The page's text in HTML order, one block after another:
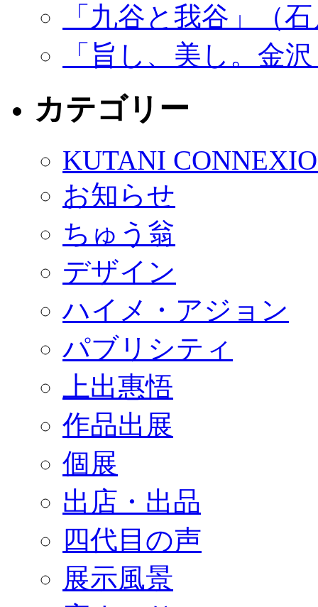
「九谷と我谷」（
「旨し、美し。金
カテゴリー
KUTANI
お知らせ
ちゅう翁
デザイン
ハイメ・アジョン
パブリシティ
上出惠悟
作品出展
個展
出店・出品
四代目の声
展示風景